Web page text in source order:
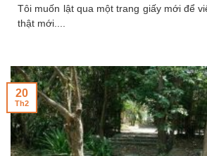
Tôi muốn lật qua một trang giấy mới để
thật mới....
20
Th2